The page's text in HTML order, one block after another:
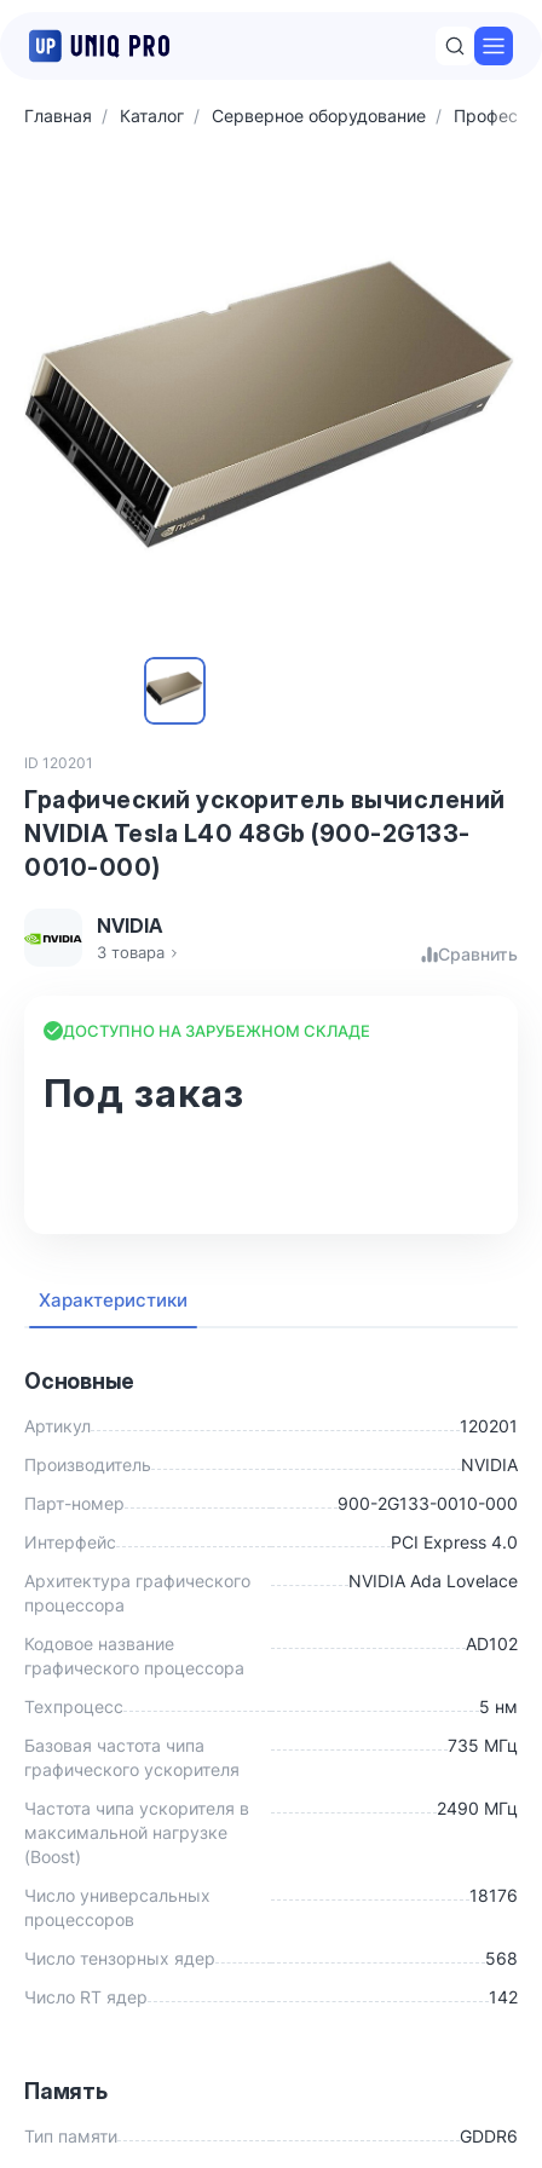
Главная Каталог Серверное оборудование
ID 120201
Графический ускоритель вычислений
NVIDIA Tesla L40 48Gb (900-2G133-
0010-000)
NVIDIA
3 товара Сравнить
ДОСТУПНО НА ЗАРУБЕЖНОМ СКЛАДЕ
Под заказ
Характеристики
Основные
Артикул
120201
Производитель
NVIDIA
Парт-номер
900-2G133-0010-000
Интерфейс
PCI Express 4.0
Архитектура графического
процессора
NVIDIA Ada Lovelace
Кодовое название
графического процессора
AD102
Техпроцесс
5 нм
Базовая частота чипа
графического ускорителя
735 МГц
Частота чипа ускорителя в
максимальной нагрузке
(Boost)
2490 МГц
Число универсальных
процессоров
18176
Число тензорных ядер
568
Число RT ядер
142
Память
Тип памяти
GDDR6